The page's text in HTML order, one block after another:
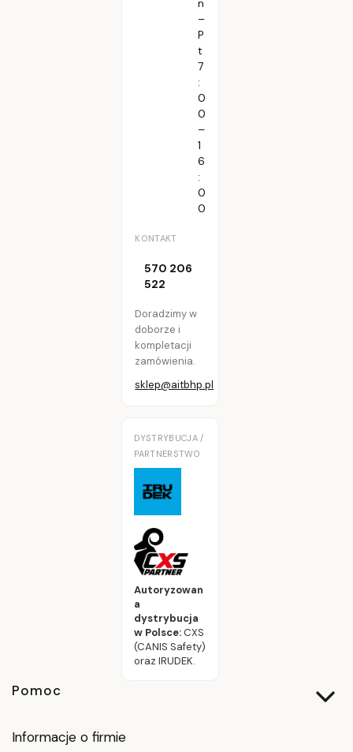
n
–
P
t
7
:
0
0
–
1
6
:
0
0
KONTAKT
570 206
522
Doradzimy w
doborze i
kompletacji
zamówienia.
sklep@aitbhp.pl
DYSTRYBUCJA /
PARTNERSTWO
Autoryzowan
a
dystrybucja
w Polsce:CXS
(CANIS Safety)
oraz IRUDEK.
Linki w stopce
Pomoc
Informacje o firmie